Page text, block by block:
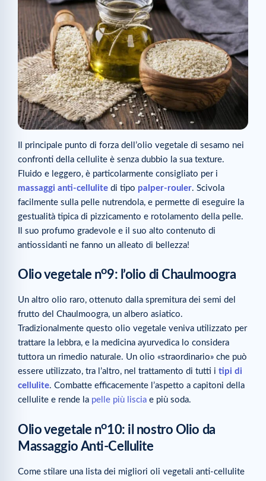
Il principale punto di forza dell’olio vegetale di sesamo nei
confronti della cellulite è senza dubbio la sua texture.
Fluido e leggero, è particolarmente consigliato per i
massaggi anti-cellulite di tipo palper-rouler. Scivola
facilmente sulla pelle nutrendola, e permette di eseguire la
gestualità tipica di pizzicamento e rotolamento della pelle.
Il suo profumo gradevole e il suo alto contenuto di
antiossidanti ne fanno un alleato di bellezza!
Olio vegetale no9: l’olio di Chaulmoogra
Un altro olio raro, ottenuto dalla spremitura dei semi del
frutto del Chaulmoogra, un albero asiatico.
Tradizionalmente questo olio vegetale veniva utilizzato per
trattare la lebbra, e la medicina ayurvedica lo considera
tuttora un rimedio naturale. Un olio «straordinario» che può
essere utilizzato, tra l’altro, nel trattamento di tutti i tipi di
cellulite. Combatte efficacemente l’aspetto a capitoni della
cellulite e rende la pelle più liscia e più soda.
Olio vegetale no10: il nostro Olio da
Massaggio Anti-Cellulite
Come stilare una lista dei migliori oli vegetali anti-cellulite